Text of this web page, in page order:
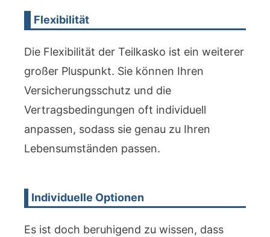
Flexibilität
Die Flexibilität der Teilkasko ist ein weiterer
großer Pluspunkt. Sie können Ihren
Versicherungsschutz und die
Vertragsbedingungen oft individuell
anpassen, sodass sie genau zu Ihren
Lebensumständen passen.
Individuelle Optionen
Es ist doch beruhigend zu wissen, dass